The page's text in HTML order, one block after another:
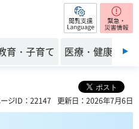
閲覧支援
育・子育て 医療・健康・福
ジID：22147 更新日：2026年7月6日